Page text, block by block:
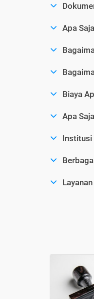
Apa
Biaya
Apa
Institusi